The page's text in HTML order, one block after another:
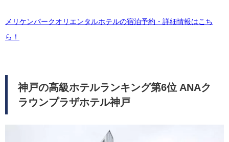
メリケンパークオリエンタルホテルの宿泊予約・詳細情報はこち
ら！
神戸の高級ホテルランキング第6位 ANAク
ラウンプラザホテル神戸